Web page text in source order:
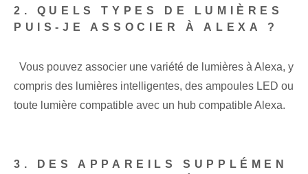
2. QUELS TYPES DE LUMIÈRES
PUIS-JE ASSOCIER À ALEXA ?
⁣ ​ Vous pouvez associer une ⁢variété de lumières à Alexa, y
compris des lumières intelligentes⁣,⁣ des ampoules LED ou
‌toute lumière compatible avec un hub compatible Alexa.
3. DES APPAREILS SUPPLÉMEN